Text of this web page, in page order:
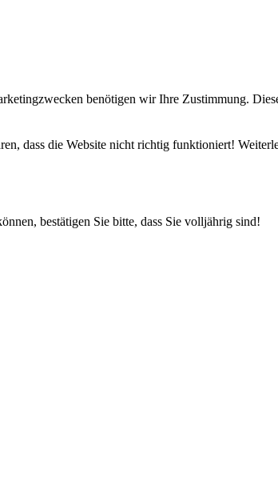
benötigen wir Ihre Zustimmung.
dass die Website nicht richtig funktioniert!
bestätigen Sie bitte, dass Sie volljährig sind!